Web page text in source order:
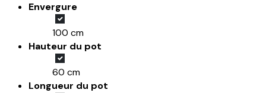
Envergure
100 cm
Hauteur du pot
60 cm
Longueur du pot